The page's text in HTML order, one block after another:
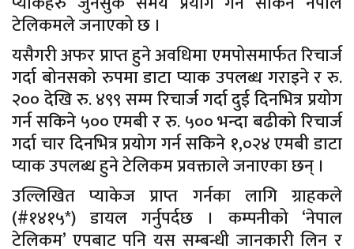
टेलिकमले जनाएको छ ।
यसैगरी अफर प्राप्त हुने अवधिमा एमपोसमार्फत रिचार्ज
गर्दा बोनसको रुपमा डाटा प्याक उपलब्ध गराइने र रु.
२०० देखि रु. ४९९ सम्म रिचार्ज गर्दा दुई दिनभित्र प्रयोग
गर्न सकिने ५०० एमबी र रु. ५०० भन्दा बढीको रिचार्ज
गर्दा चार दिनभित्र प्रयोग गर्न सकिने १,०२४ एमबी डाटा
प्याक उपलब्ध हुने टेलिकम प्रवक्ताले जनाएका छन् ।
उल्लिखित प्याकेज प्राप्त गर्नका लागि ग्राहकले
(#१४१५*) डायल गर्नुपर्दछ । कम्पनीको ‘नेपाल
टेलिकम’ एपबाट पनि यस सम्बन्धी जानकारी लिन र